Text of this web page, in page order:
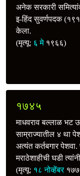
अनेक सरकारी
इ-हिंद सुवर्णपदक
केला.
(मृत्यू: ६ मे१९६६)
१७४५
माधवराव बल्लाळ भट
साम्राज्यातील ४ था
अत्यंत कर्तबगार
मराठेशाहीची घडी
(मृत्यू: १८ नोव्हेंबर